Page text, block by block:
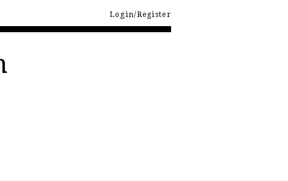
Login/Register